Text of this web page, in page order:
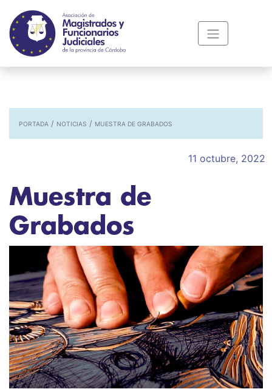
PORTADA / NOTICIAS / MUESTRA DE GRABADOS
11 octubre, 2022
Muestra de
Grabados